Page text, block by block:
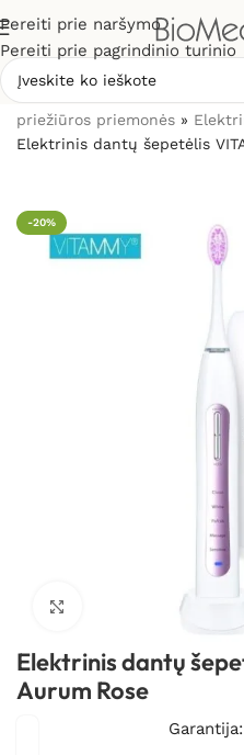
Pereiti prie naršymo
Pereiti prie pagrindinio turinio
priežiūros priemonės »
Elektrinis dantų šepetėlis
-20%
Spustelėkite, kad
Elektrinis dantų
Aurum Rose